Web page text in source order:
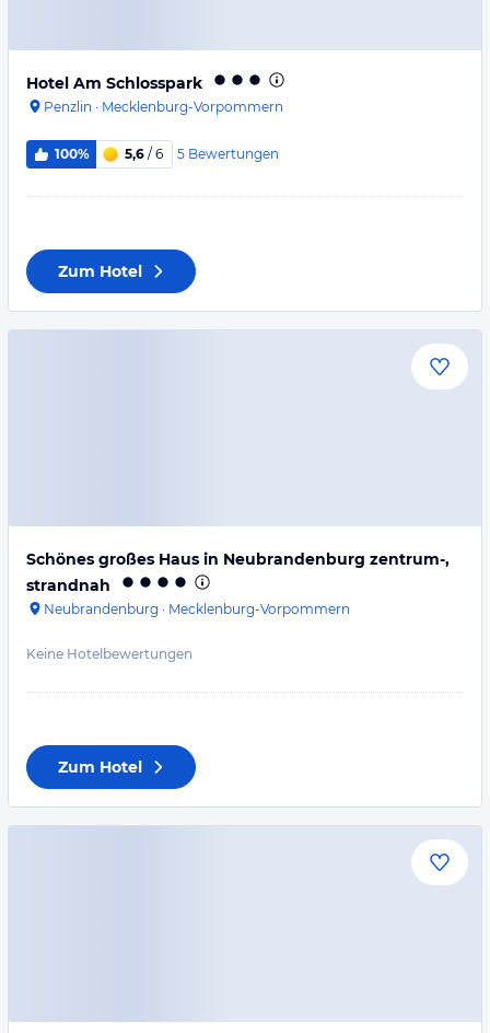
Hotel Am Schlosspark
Penzlin · Mecklenburg-Vorpommern
100% 5,6 / 6 5 Bewertungen
Zum Hotel
Schönes großes Haus in Neubrandenburg zentrum-,
strandnah
Neubrandenburg · Mecklenburg-Vorpommern
Keine Hotelbewertungen
Zum Hotel